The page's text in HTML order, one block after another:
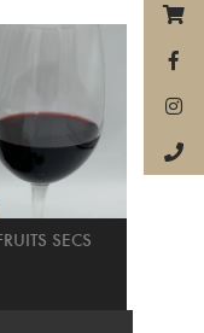
SECS